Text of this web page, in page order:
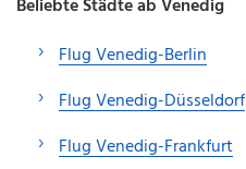
Beliebte Städte ab Venedig
Flug Venedig-Berlin
Flug Venedig-Düsseldorf
Flug Venedig-Frankfurt